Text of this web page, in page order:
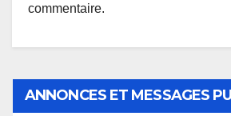
commentaire.
ANNONCES ET MESSAGES